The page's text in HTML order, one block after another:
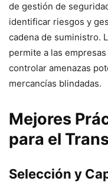
de gestión de
identificar riesgos y
cadena de suministro.
permite a las
controlar amenazas
mercancías blindadas.
Mejores
para el
Selección y